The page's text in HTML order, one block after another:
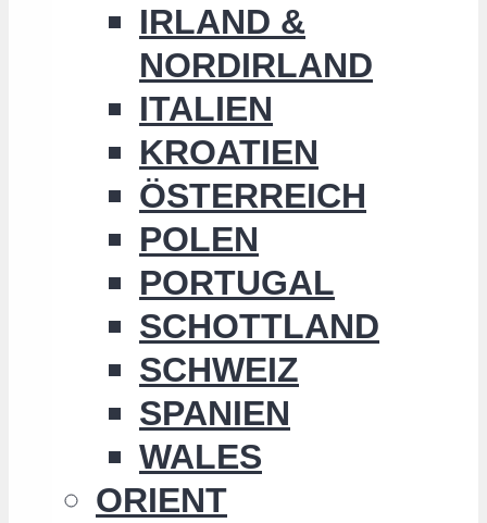
IRLAND &
NORDIRLAND
ITALIEN
KROATIEN
ÖSTERREICH
POLEN
PORTUGAL
SCHOTTLAND
SCHWEIZ
SPANIEN
WALES
ORIENT